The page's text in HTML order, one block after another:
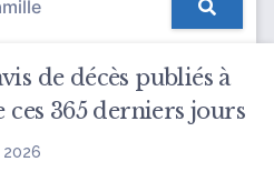
de décès publiés à
365 derniers jours